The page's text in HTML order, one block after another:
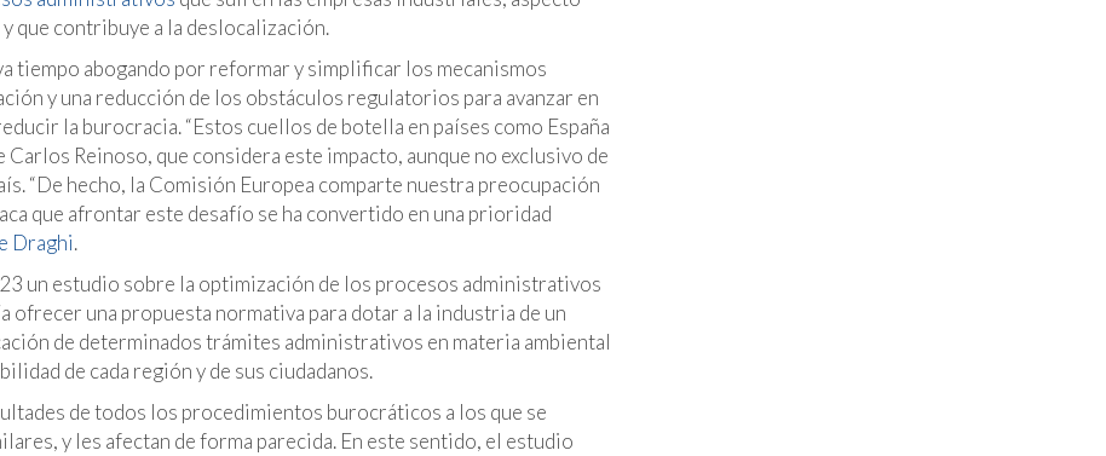
que contribuye a la deslocalización.
tiempo abogando por reformar y simplificar los mecanismos
y una reducción de los obstáculos regulatorios para avanzar en
la burocracia. “Estos cuellos de botella en países como España
Reinoso, que considera este impacto, aunque no exclusivo de
“De hecho, la Comisión Europea comparte nuestra preocupación
que afrontar este desafío se ha convertido en una prioridad
Draghi.
un estudio sobre la optimización de los procesos administrativos
una propuesta normativa para dotar a la industria de un
de determinados trámites administrativos en materia ambiental
de cada región y de sus ciudadanos.
de todos los procedimientos burocráticos a los que se
y les afectan de forma parecida. En este sentido, el estudio